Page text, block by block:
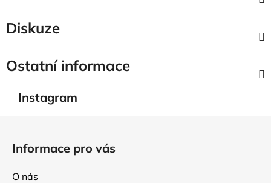
Diskuze
Ostatní informace
Instagram
Informace pro vás
O nás